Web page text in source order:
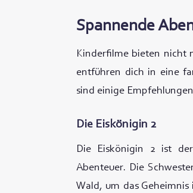
Spannende
Kinderfilme bieten nicht
entführen dich in eine
sind einige
Die Eiskönigin 2
Die Eiskönigin 2 ist
Abenteuer. Die
Wald, um das